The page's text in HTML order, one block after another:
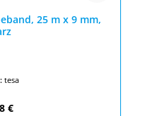
25 m x 9 mm,
tesa
Preis:
€